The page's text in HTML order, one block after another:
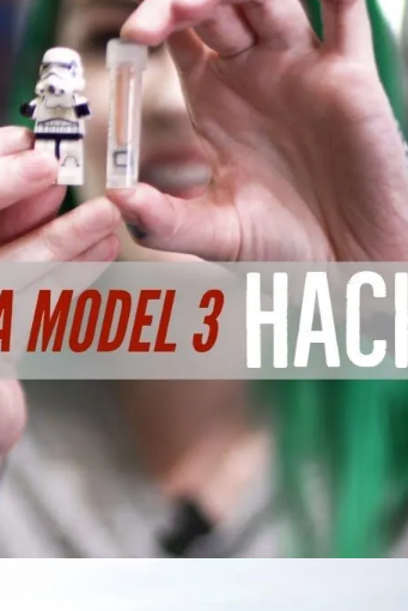
Здорового Питания
Зеленского И Трампа
Mercedes-Benz На Создание
Серийных Автомобилей